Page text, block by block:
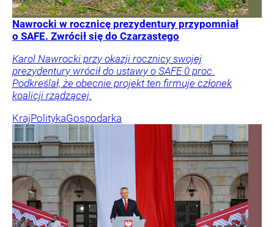
Nawrocki w rocznicę prezydentury przypomniał
o SAFE. Zwrócił się do Czarzastego
Karol Nawrocki przy okazji rocznicy swojej
prezydentury wrócił do ustawy o SAFE 0 proc.
Podkreślał, że obecnie projekt ten firmuje członek
koalicji rządzącej.
KrajPolitykaGospodarka